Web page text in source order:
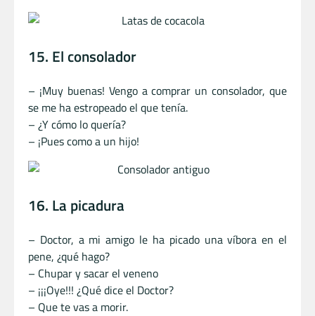
15. El consolador
– ¡Muy buenas! Vengo a comprar un consolador, que
se me ha estropeado el que tenía.
– ¿Y cómo lo quería?
– ¡Pues como a un hijo!
16. La picadura
– Doctor, a mi amigo le ha picado una víbora en el
pene, ¿qué hago?
– Chupar y sacar el veneno
– ¡¡¡Oye!!! ¿Qué dice el Doctor?
– Que te vas a morir.